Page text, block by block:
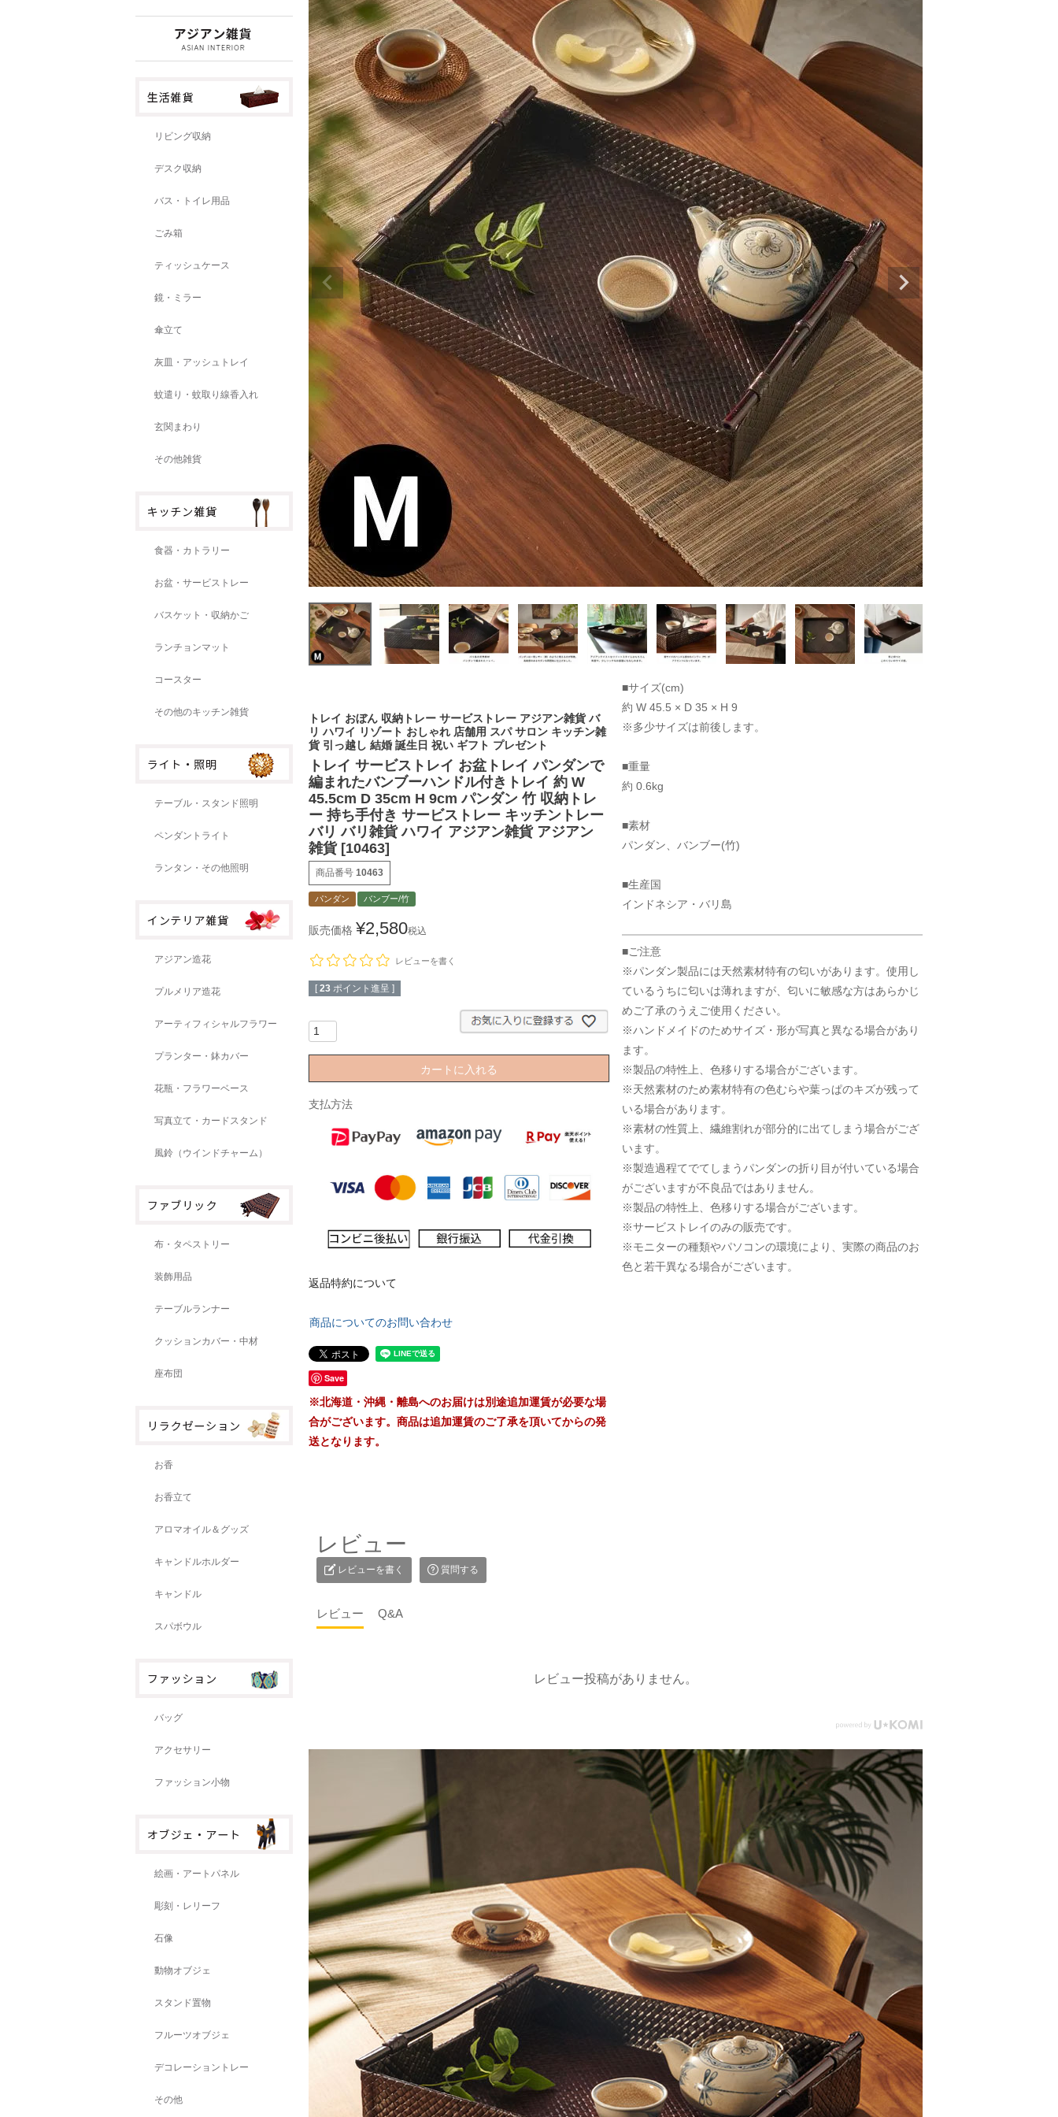
リビング収納
デスク収納
バス・トイレ用品
ごみ箱
ティッシュケース
鏡・ミラー
傘立て
灰皿・アッシュトレイ
蚊遣り・蚊取り線香入れ
玄関まわり
その他雑貨
食器・カトラリー
お盆・サービストレー
バスケット・収納かご
ランチョンマット
コースター
その他のキッチン雑貨
テーブル・スタンド照明
ペンダントライト
ランタン・その他照明
アジアン造花
プルメリア造花
アーティフィシャルフラワー
プランター・鉢カバー
花瓶・フラワーベース
写真立て・カードスタンド
風鈴（ウインドチャーム）
布・タペストリー
装飾用品
テーブルランナー
クッションカバー・中材
座布団
お香
お香立て
アロマオイル＆グッズ
キャンドルホルダー
キャンドル
スパボウル
バッグ
アクセサリー
ファッション小物
絵画・アートパネル
彫刻・レリーフ
石像
動物オブジェ
スタンド置物
フルーツオブジェ
デコレーショントレー
その他
トレイ おぼん 収納トレー サービストレー アジアン雑貨 バ
リ ハワイ リゾート おしゃれ 店舗用 スパ サロン キッチン雑
貨 引っ越し 結婚 誕生日 祝い ギフト プレゼント
トレイ サービストレイ お盆トレイ パンダンで
編まれたバンブーハンドル付きトレイ 約 W
45.5cm D 35cm H 9cm パンダン 竹 収納トレ
ー 持ち手付き サービストレー キッチントレー
バリ バリ雑貨 ハワイ アジアン雑貨 アジアン
雑貨 [10463]
商品番号 10463
パンダン バンブー/竹
販売価格 ¥2,580税込
レビューを書く
[ 23 ポイント進呈 ]
カートに入れる
支払方法
返品特約について
商品についてのお問い合わせ
Save
※北海道・沖縄・離島へのお届けは別途追加運賃が必要な場
合がございます。商品は追加運賃のご了承を頂いてからの発
送となります。
■サイズ(cm)
約 W 45.5 × D 35 × H 9
※多少サイズは前後します。
■重量
約 0.6kg
■素材
パンダン、バンブー(竹)
■生産国
インドネシア・バリ島
■ご注意
※パンダン製品には天然素材特有の匂いがあります。使用し
ているうちに匂いは薄れますが、匂いに敏感な方はあらかじ
めご了承のうえご使用ください。
※ハンドメイドのためサイズ・形が写真と異なる場合があり
ます。
※製品の特性上、色移りする場合がございます。
※天然素材のため素材特有の色むらや葉っぱのキズが残って
いる場合があります。
※素材の性質上、繊維割れが部分的に出てしまう場合がござ
います。
※製造過程てでてしまうパンダンの折り目が付いている場合
がございますが不良品ではありません。
※製品の特性上、色移りする場合がございます。
※サービストレイのみの販売です。
※モニターの種類やパソコンの環境により、実際の商品のお
色と若干異なる場合がございます。
レビュー
レビューを書く 質問する
レビュー Q&A
レビュー投稿がありません。